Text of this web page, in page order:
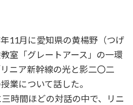
11月に愛知県の黄楊野（つげ
室「グレートアース」の一環
ニア新幹線の光と影二〇二
業について話した。
時間ほどの対話の中で、リニ